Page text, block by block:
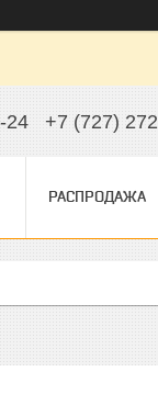
24 +7 (727)
РАСПРОДАЖА